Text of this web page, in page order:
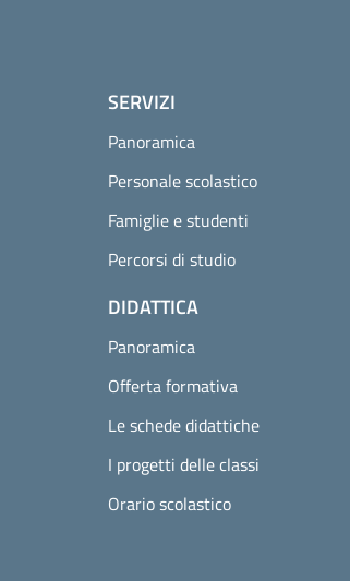
SERVIZI
Panoramica
Personale scolastico
Famiglie e studenti
Percorsi di studio
DIDATTICA
Panoramica
Offerta formativa
Le schede didattiche
I progetti delle classi
Orario scolastico